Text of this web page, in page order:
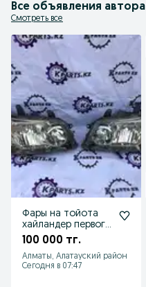
Все объявления автора
Смотреть все
Фары на тойота
хайландер первого
поколения
100 000 тг.
Алматы, Алатауский район
Сегодня в 07:47